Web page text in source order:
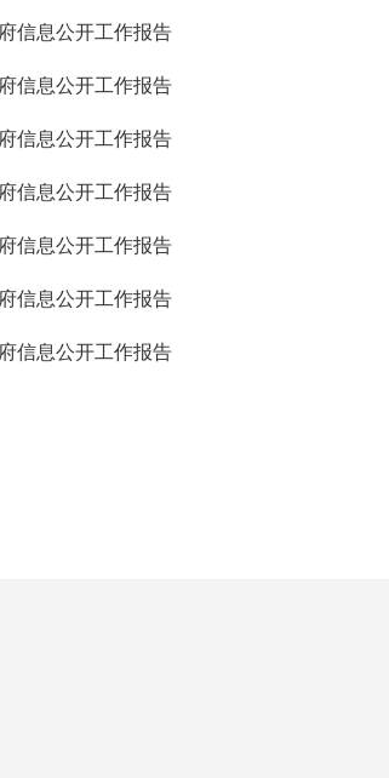
信息公开工作报告
信息公开工作报告
信息公开工作报告
信息公开工作报告
信息公开工作报告
信息公开工作报告
信息公开工作报告